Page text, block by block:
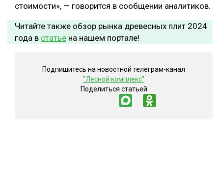
стоимости», — говорится в сообщении аналитиков.
Читайте также обзор рынка древесных плит 2024
года в статье на нашем портале!
Подпишитесь на новостной телеграм-канал
"Лесной комплекс"
Поделиться статьей